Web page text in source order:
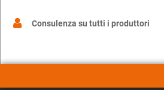
Consulenza su tutti i produttori